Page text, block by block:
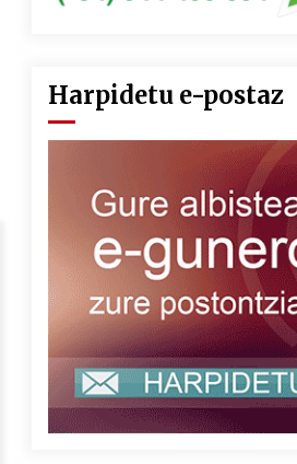
Harpidetu e-postaz